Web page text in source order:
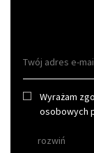
Wyrażam
osobowych
rozwiń